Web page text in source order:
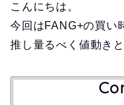
こんにちは。
今回はFANG+の買い
推し量るべく値動き